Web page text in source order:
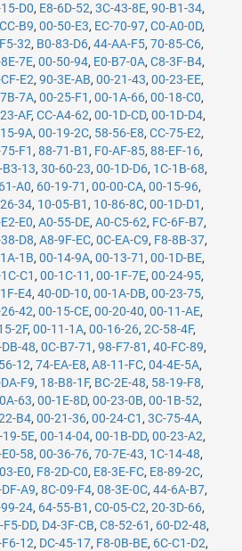
D0, E8-6D-52, 3C-43-8E, 90-B1-34,
B9, 00-50-E3, EC-70-97, C0-A0-0D,
32, B0-83-D6, 44-AA-F5, 70-85-C6,
7E, 00-50-94, E0-B7-0A, C8-3F-B4,
E2, 90-3E-AB, 00-21-43, 00-23-EE,
7A, 00-25-F1 , 00-1A-66, 00-18-C0,
AF, CC-A4-62, 00-1D-CD, 00-1D-D4,
9A, 00-19-2C, 58-56-E8, CC-75-E2,
F1 , 88-71-B1 , F0-AF-85, 88-EF-16,
B3-13, 30-60-23, 00-1D-D6, 1C-1B-68,
A0, 60-19-71 , 00-00-CA, 00-15-96,
34, 10-05-B1 , 10-86-8C, 00-1D-D1 ,
E0, A0-55-DE, A0-C5-62, FC-6F-B7,
D8, A8-9F-EC, 0C-EA-C9, F8-8B-37,
1B, 00-14-9A, 00-13-71 , 00-1D-BE,
C1 , 00-1C-11 , 00-1F-7E, 00-24-95,
E4, 40-0D-10, 00-1A-DB, 00-23-75,
42, 00-15-CE, 00-20-40, 00-11-AE,
2F, 00-11-1A, 00-16-26, 2C-58-4F,
48, 0C-B7-71 , 98-F7-81 , 40-FC-89,
12, 74-EA-E8, A8-11-FC, 04-4E-5A,
F9, 18-B8-1F, BC-2E-48, 58-19-F8,
63, 00-1E-8D, 00-23-0B, 00-1B-52,
B4, 00-21-36, 00-24-C1 , 3C-75-4A,
5E, 00-14-04, 00-1B-DD, 00-23-A2,
58, 00-36-76, 70-7E-43, 1C-14-48,
E0, F8-2D-C0, E8-3E-FC, E8-89-2C,
A9, 8C-09-F4, 08-3E-0C, 44-6A-B7,
24, 64-55-B1 , C0-05-C2, 20-3D-66,
F5-DD, D4-3F-CB, C8-52-61 , 60-D2-48,
12, DC-45-17, F8-0B-BE, 6C-C1-D2,